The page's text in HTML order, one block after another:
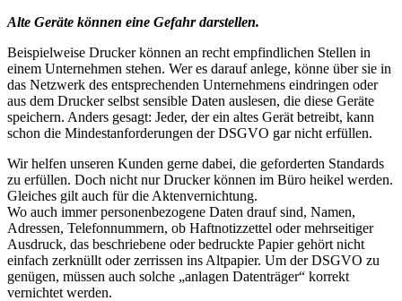
Alte Geräte können eine Gefahr darstellen.
Beispielweise Drucker können an recht empfindlichen Stellen in
einem Unternehmen stehen. Wer es darauf anlege, könne über sie in
das Netzwerk des entsprechenden Unternehmens eindringen oder
aus dem Drucker selbst sensible Daten auslesen, die diese Geräte
speichern. Anders gesagt: Jeder, der ein altes Gerät betreibt, kann
schon die Mindestanforderungen der DSGVO gar nicht erfüllen.
Wir helfen unseren Kunden gerne dabei, die geforderten Standards
zu erfüllen. Doch nicht nur Drucker können im Büro heikel werden.
Gleiches gilt auch für die Aktenvernichtung.
Wo auch immer personenbezogene Daten drauf sind, Namen,
Adressen, Telefonnummern, ob Haftnotizzettel oder mehrseitiger
Ausdruck, das beschriebene oder bedruckte Papier gehört nicht
einfach zerknüllt oder zerrissen ins Altpapier. Um der DSGVO zu
genügen, müssen auch solche „anlagen Datenträger“ korrekt
vernichtet werden.